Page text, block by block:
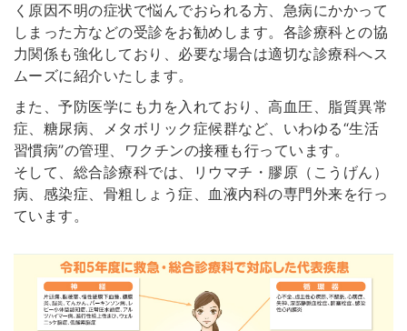
く原因不明の症状で悩んでおられる方、急病にかかって
しまった方などの受診をお勧めします。各診療科との協
力関係も強化しており、必要な場合は適切な診療科へス
ムーズに紹介いたします。
また、予防医学にも力を入れており、高血圧、脂質異常
症、糖尿病、メタボリック症候群など、いわゆる“生活
習慣病”の管理、ワクチンの接種も行っています。
そして、総合診療科では、リウマチ・膠原（こうげん）
病、感染症、骨粗しょう症、血液内科の専門外来を行っ
ています。